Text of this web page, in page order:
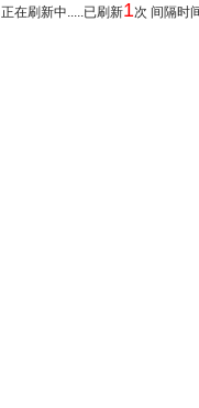
正在刷新中.....已刷新1次 间隔时